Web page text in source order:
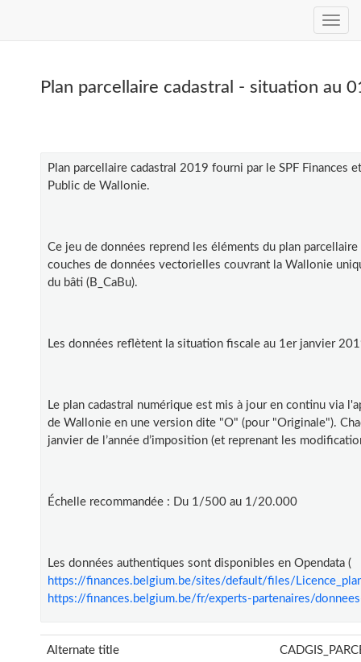
Plan parcellaire cadastral - situation au
Plan parcellaire cadastral 2019 fourni par le SPF Finances
Public de Wallonie.
Ce jeu de données reprend les éléments du plan
couches de données vectorielles couvrant la Wallonie
du bâti (B_CaBu).
Les données reflètent la situation fiscale au 1er janvier
Le plan cadastral numérique est mis à jour en continu via
de Wallonie en une version dite "O" (pour "Originale").
janvier de l’année d’imposition (et reprenant les
Échelle recommandée : Du 1/500 au 1/20.000
Les données authentiques sont disponibles en Opendata (
https://finances.belgium.be/sites/default/files/
https://finances.belgium.be/fr/experts-partenaires/
Alternate title